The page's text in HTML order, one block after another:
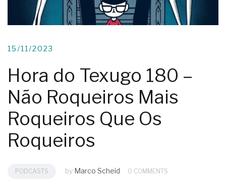
15/11/2023
Hora do Texugo 180 –
Não Roqueiros Mais
Roqueiros Que Os
Roqueiros
PODCASTS by Marco Scheid 0 COMMENTS